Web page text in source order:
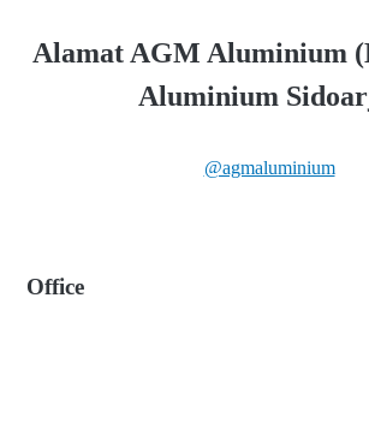
Alamat AGM Aluminium
Aluminium
@agmaluminium
Office